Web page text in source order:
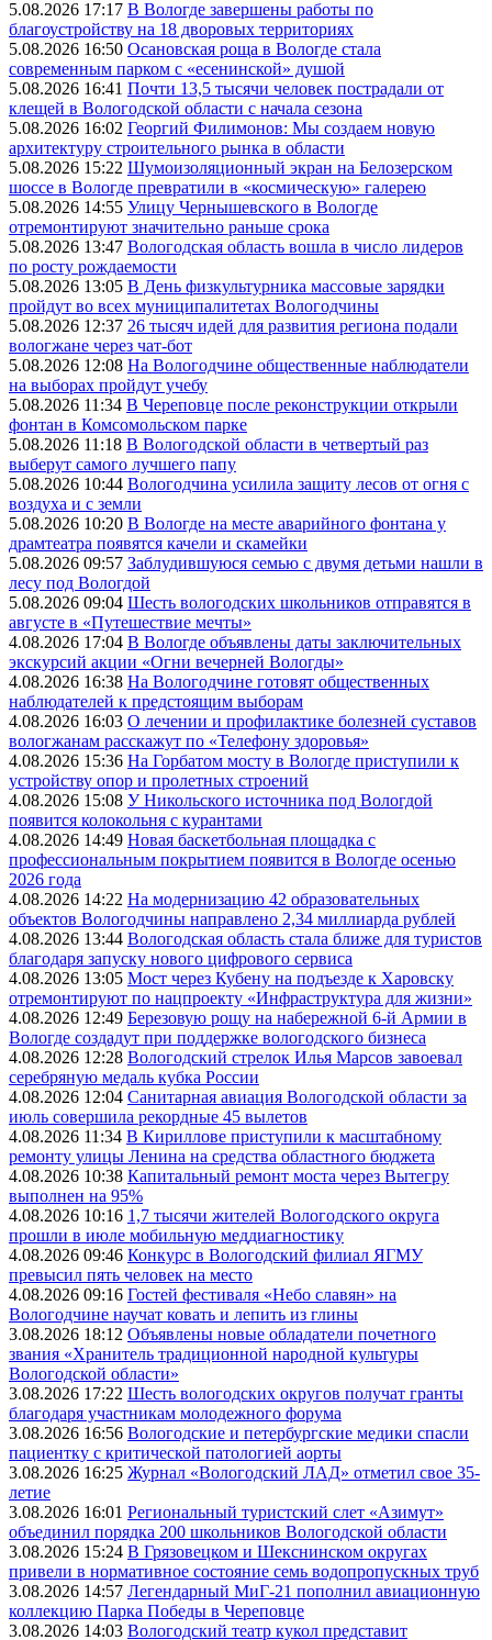
5.08.2026 17:17 В Вологде завершены работы по
благоустройству на 18 дворовых территориях
5.08.2026 16:50 Осановская роща в Вологде стала
современным парком с «есенинской» душой
5.08.2026 16:41 Почти 13,5 тысячи человек пострадали от
клещей в Вологодской области с начала сезона
5.08.2026 16:02 Георгий Филимонов: Мы создаем новую
архитектуру строительного рынка в области
5.08.2026 15:22 Шумоизоляционный экран на Белозерском
шоссе в Вологде превратили в «космическую» галерею
5.08.2026 14:55 Улицу Чернышевского в Вологде
отремонтируют значительно раньше срока
5.08.2026 13:47 Вологодская область вошла в число лидеров
по росту рождаемости
5.08.2026 13:05 В День физкультурника массовые зарядки
пройдут во всех муниципалитетах Вологодчины
5.08.2026 12:37 26 тысяч идей для развития региона подали
вологжане через чат-бот
5.08.2026 12:08 На Вологодчине общественные наблюдатели
на выборах пройдут учебу
5.08.2026 11:34 В Череповце после реконструкции открыли
фонтан в Комсомольском парке
5.08.2026 11:18 В Вологодской области в четвертый раз
выберут самого лучшего папу
5.08.2026 10:44 Вологодчина усилила защиту лесов от огня с
воздуха и с земли
5.08.2026 10:20 В Вологде на месте аварийного фонтана у
драмтеатра появятся качели и скамейки
5.08.2026 09:57 Заблудившуюся семью с двумя детьми нашли в
лесу под Вологдой
5.08.2026 09:04 Шесть вологодских школьников отправятся в
августе в «Путешествие мечты»
4.08.2026 17:04 В Вологде объявлены даты заключительных
экскурсий акции «Огни вечерней Вологды»
4.08.2026 16:38 На Вологодчине готовят общественных
наблюдателей к предстоящим выборам
4.08.2026 16:03 О лечении и профилактике болезней суставов
вологжанам расскажут по «Телефону здоровья»
4.08.2026 15:36 На Горбатом мосту в Вологде приступили к
устройству опор и пролетных строений
4.08.2026 15:08 У Никольского источника под Вологдой
появится колокольня с курантами
4.08.2026 14:49 Новая баскетбольная площадка с
профессиональным покрытием появится в Вологде осенью
2026 года
4.08.2026 14:22 На модернизацию 42 образовательных
объектов Вологодчины направлено 2,34 миллиарда рублей
4.08.2026 13:44 Вологодская область стала ближе для туристов
благодаря запуску нового цифрового сервиса
4.08.2026 13:05 Мост через Кубену на подъезде к Харовску
отремонтируют по нацпроекту «Инфраструктура для жизни»
4.08.2026 12:49 Березовую рощу на набережной 6-й Армии в
Вологде создадут при поддержке вологодского бизнеса
4.08.2026 12:28 Вологодский стрелок Илья Марсов завоевал
серебряную медаль кубка России
4.08.2026 12:04 Санитарная авиация Вологодской области за
июль совершила рекордные 45 вылетов
4.08.2026 11:34 В Кириллове приступили к масштабному
ремонту улицы Ленина на средства областного бюджета
4.08.2026 10:38 Капитальный ремонт моста через Вытегру
выполнен на 95%
4.08.2026 10:16 1,7 тысячи жителей Вологодского округа
прошли в июле мобильную меддиагностику
4.08.2026 09:46 Конкурс в Вологодский филиал ЯГМУ
превысил пять человек на место
4.08.2026 09:16 Гостей фестиваля «Небо славян» на
Вологодчине научат ковать и лепить из глины
3.08.2026 18:12 Объявлены новые обладатели почетного
звания «Хранитель традиционной народной культуры
Вологодской области»
3.08.2026 17:22 Шесть вологодских округов получат гранты
благодаря участникам молодежного форума
3.08.2026 16:56 Вологодские и петербургские медики спасли
пациентку с критической патологией аорты
3.08.2026 16:25 Журнал «Вологодский ЛАД» отметил свое 35-
летие
3.08.2026 16:01 Региональный туристский слет «Азимут»
объединил порядка 200 школьников Вологодской области
3.08.2026 15:24 В Грязовецком и Шекснинском округах
привели в нормативное состояние семь водопропускных труб
3.08.2026 14:57 Легендарный МиГ-21 пополнил авиационную
коллекцию Парка Победы в Череповце
3.08.2026 14:03 Вологодский театр кукол представит